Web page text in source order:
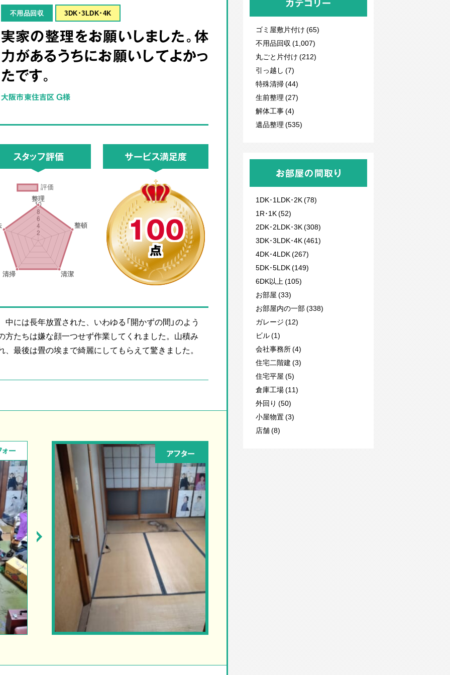
不用品回収 3DK･3LDK･4K
実家の整理をお願いしました。体
力があるうちにお願いしてよかっ
たです。
大阪市東住吉区 G様
スタッフ評価 サービス満足度
100
点
には長年放置された、いわゆる「開かずの間」のよう
方たちは嫌な顔一つせず作業してくれました。山積み
最後は畳の埃まで綺麗にしてもらえて驚きました。
ォー アフター
カテゴリー
ゴミ屋敷片付け (65)
不用品回収 (1,007)
丸ごと片付け (212)
引っ越し (7)
特殊清掃 (44)
生前整理 (27)
解体工事 (4)
遺品整理 (535)
お部屋の間取り
1DK･1LDK･2K (78)
1R･1K (52)
2DK･2LDK･3K (308)
3DK･3LDK･4K (461)
4DK･4LDK (267)
5DK･5LDK (149)
6DK以上 (105)
お部屋 (33)
お部屋内の一部 (338)
ガレージ (12)
ビル (1)
会社事務所 (4)
住宅二階建 (3)
住宅平屋 (5)
倉庫工場 (11)
外回り (50)
小屋物置 (3)
店舗 (8)